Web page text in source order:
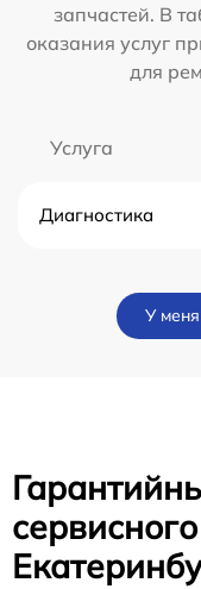
запчастей. В
оказания услуг
для
Услуга
Диагностика
У